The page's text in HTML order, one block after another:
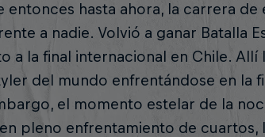
entonces hasta ahora, la carrera
a nadie. Volvió a ganar Batalla
a la final internacional en Chile.
del mundo enfrentándose en la
el momento estelar de la
pleno enfrentamiento de